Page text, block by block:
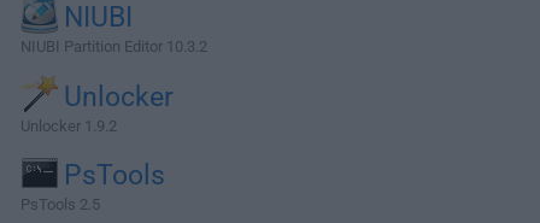
NIUBI
NIUBI Partition Editor 10.3.2
Unlocker
Unlocker 1.9.2
PsTools
PsTools 2.5